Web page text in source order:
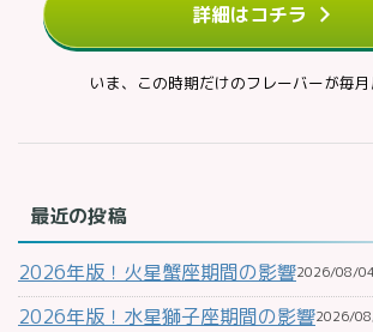
詳細はコチラ
いま、この時期だけのフレーバーが毎月
最近の投稿
2026年版！火星蟹座期間の影響2026/08/
2026年版！水星獅子座期間の影響2026/